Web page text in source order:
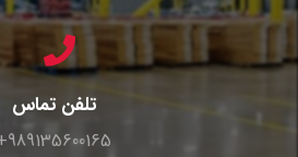
تلفن تماس
989135600165+